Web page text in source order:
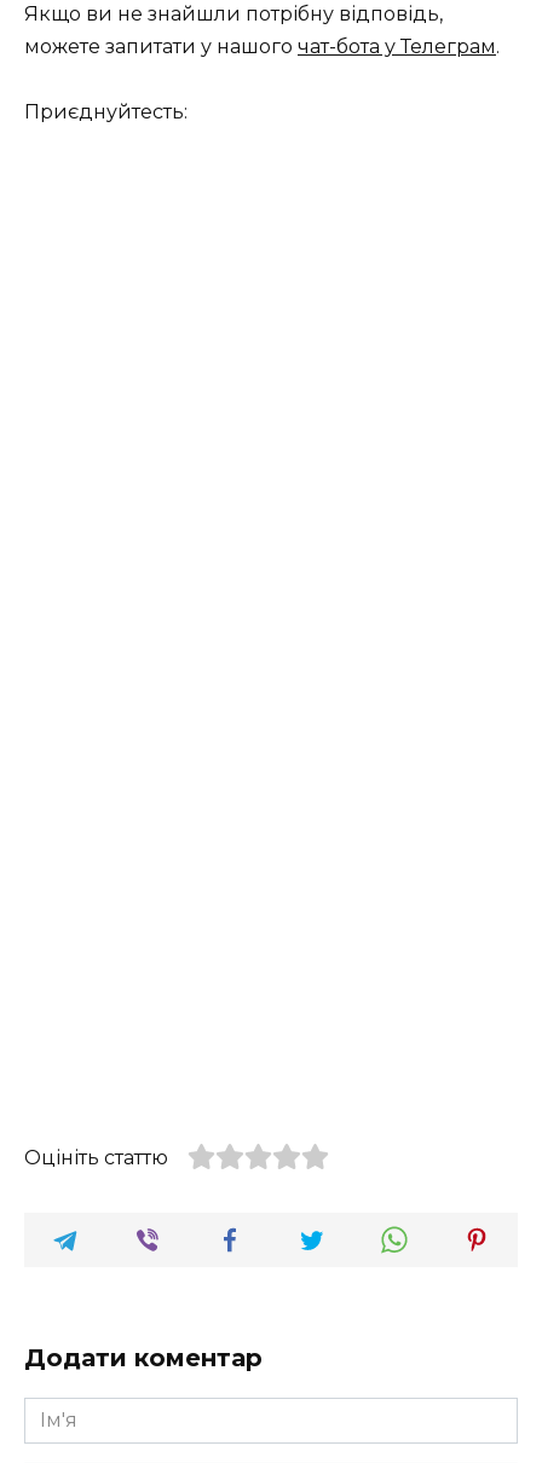
Якщо ви не знайшли потрібну відповідь,
можете запитати у нашого чат-бота у Телеграм.
Приєднуйтесть:
Оцініть статтю
Додати коментар
Ім'я
*